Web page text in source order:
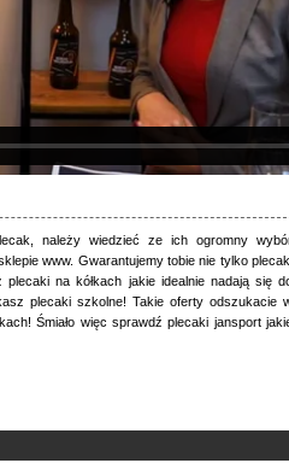
należy wiedzieć ze ich ogromny
www. Gwarantujemy tobie nie tylko
na kółkach jakie idealnie nadają się
plecaki szkolne! Takie oferty odszukacie
Śmiało więc sprawdź plecaki jansport